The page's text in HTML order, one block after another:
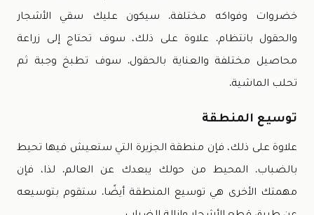
خضروات وفواكه مختلفة. سيكون عليك سقي الأشجار
والحقول بانتظام. علاوة على ذلك، سوف تحتاج إلى زراعة
محاصيل مختلفة والعناية بالحقول. سوف تطبخ وجبة ثم
تحلب الماشية.
توسيع المنطقة
علاوة على ذلك، فإن منطقة الجزيرة التي ستعيش فيها تحيط
بالضباب. المحيط من حولك يبعدك عن العالم. لذا، فإن
مهمتك الأخرى هي توسيع المنطقة أيضًا. ستقوم بتوسيعه